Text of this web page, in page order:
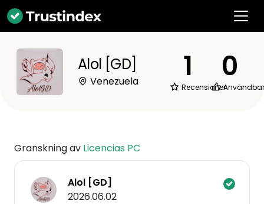
Alol [GD]
Venezuela 1
Recensioner
0
Användbar
Granskning av Licencias PC
Alol [GD]
2026.06.02